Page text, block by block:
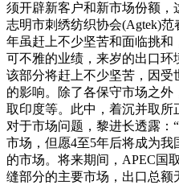
须开辟新客户和新市场份额，
志明市刺绣纺织协会(Agtek)
年虽赶上不少坚苦和面临挑
可不雅的业绩，来岁的出口环
该部分将赶上不少坚苦，因
的影响。除了各保守市场之
取印度等。此中，着沉并取所
对于市场问题，黎进长透露：
市场，但愿4至5年后将成为
的市场。将来期间，APEC国
缝部分的主要市场，出口总额